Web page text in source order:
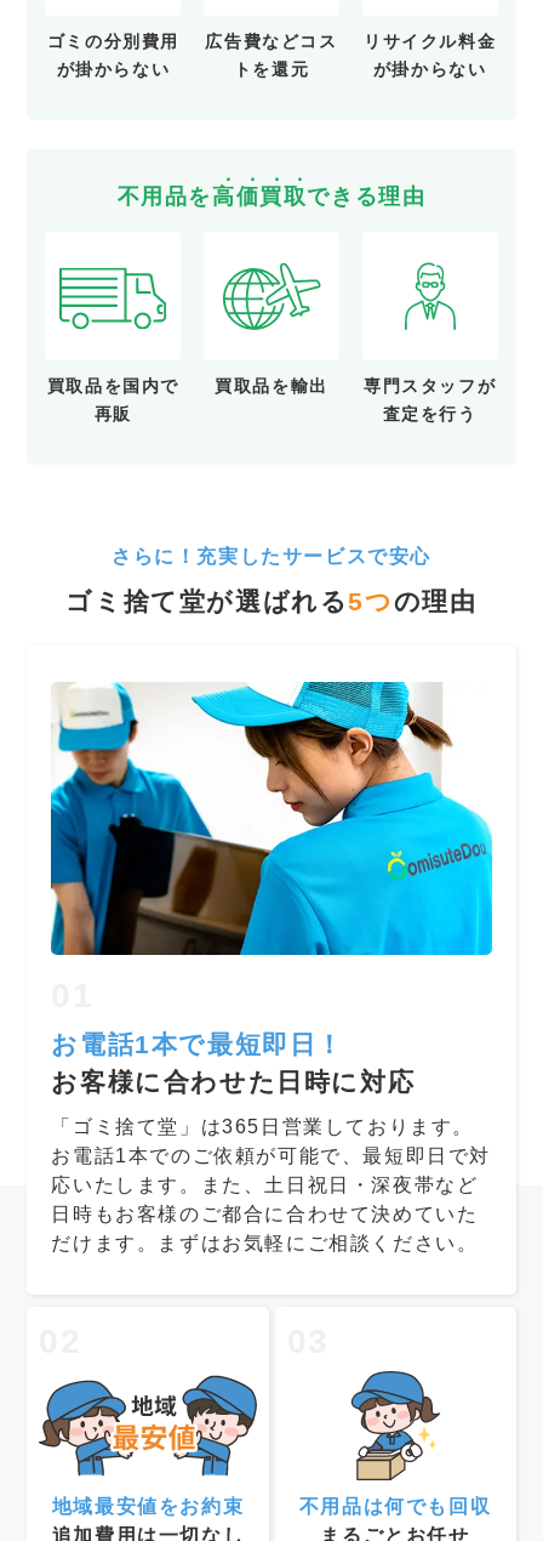
ゴミの分別費用
が掛からない
広告費などコス
トを還元
リサイクル料金
が掛からない
不用品を高価買取できる理由
買取品を国内で
再販
買取品を輸出
専門スタッフが
査定を行う
さらに！充実したサービスで安心
ゴミ捨て堂が選ばれる5つの理由
お電話1本で最短即日！
お客様に合わせた日時に対応
「ゴミ捨て堂」は365日営業しております。
お電話1本でのご依頼が可能で、最短即日で対
応いたします。また、土日祝日・深夜帯など
日時もお客様のご都合に合わせて決めていた
だけます。まずはお気軽にご相談ください。
地域最安値をお約束
追加費用は一切なし
不用品は何でも回収
まるごとお任せ